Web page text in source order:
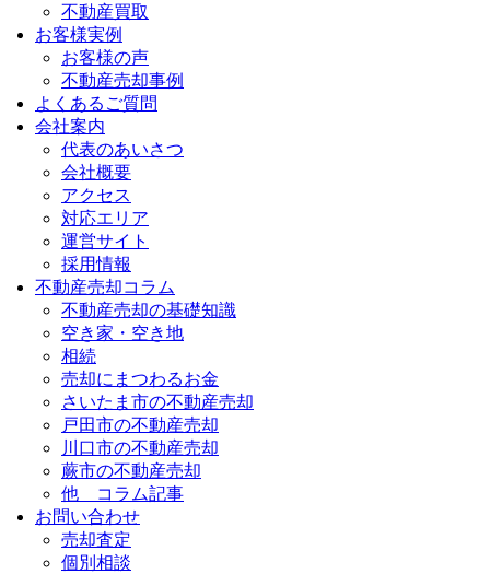
不動産買取
お客様実例
お客様の声
不動産売却事例
よくあるご質問
会社案内
代表のあいさつ
会社概要
アクセス
対応エリア
運営サイト
採用情報
不動産売却コラム
不動産売却の基礎知識
空き家・空き地
相続
売却にまつわるお金
さいたま市の不動産売却
戸田市の不動産売却
川口市の不動産売却
蕨市の不動産売却
他 コラム記事
お問い合わせ
売却査定
個別相談